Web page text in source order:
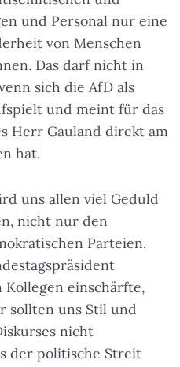
und Personal nur eine
von Menschen
Das darf nicht in
sich die AfD als
und meint für das
Herr Gauland direkt am
hat.
uns allen viel Geduld
nicht nur den
Parteien.
einschärfte,
sollten uns Stil und
nicht
der politische Streit